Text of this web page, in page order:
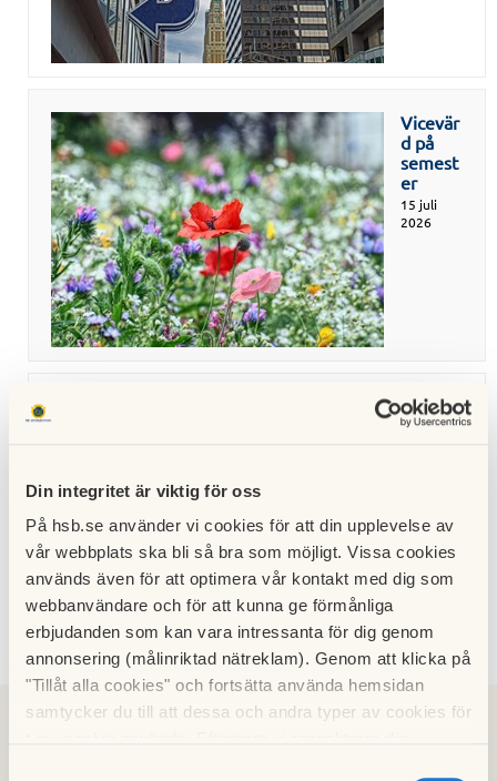
Din integritet är viktig för oss
På hsb.se använder vi cookies för att din upplevelse av
vår webbplats ska bli så bra som möjligt. Vissa cookies
används även för att optimera vår kontakt med dig som
webbanvändare och för att kunna ge förmånliga
erbjudanden som kan vara intressanta för dig genom
annonsering (målinriktad nätreklam). Genom att klicka på
"Tillåt alla cookies" och fortsätta använda hemsidan
samtycker du till att dessa och andra typer av cookies för
Vicevär
d på
semest
er
15 juli
2026
Trasig
tvättma
2026 2025 2024 2023 2022 2021 2020 2019